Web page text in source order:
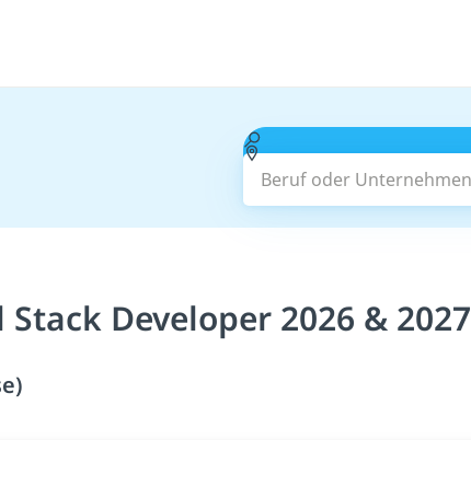
Beruf oder Unternehmen
Developer 2026 & 2027